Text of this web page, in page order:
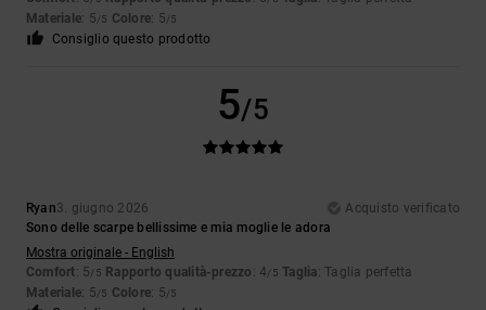
Materiale: 5/5 Colore: 5/5
Consiglio questo prodotto
5/5
Ryan3. giugno 2026
Acquisto verificato
Sono delle scarpe bellissime e mia moglie le adora
Mostra originale - English
Comfort: 5/5 Rapporto qualità-prezzo : 4/5 Taglia: Taglia perfetta
Materiale: 5/5 Colore: 5/5